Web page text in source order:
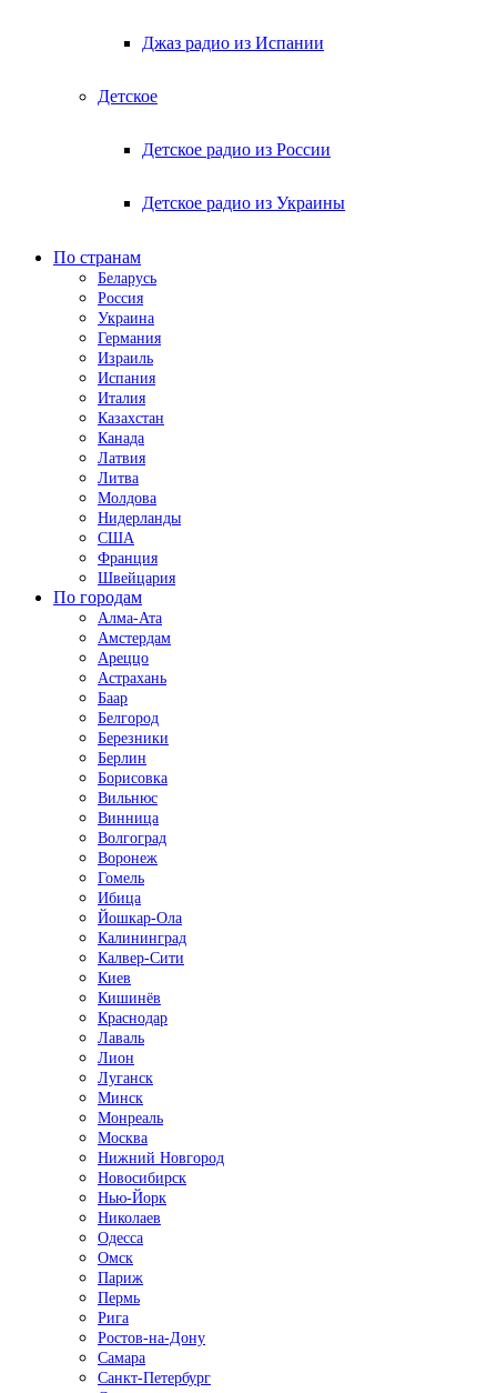
Джаз радио из Испании
Детское
Детское радио из России
Детское радио из Украины
По странам
Беларусь
Россия
Украина
Германия
Израиль
Испания
Италия
Казахстан
Канада
Латвия
Литва
Молдова
Нидерланды
США
Франция
Швейцария
По городам
Алма-Ата
Амстердам
Ареццо
Астрахань
Баар
Белгород
Березники
Берлин
Борисовка
Вильнюс
Винница
Волгоград
Воронеж
Гомель
Ибица
Йошкар-Ола
Калининград
Калвер-Сити
Киев
Кишинёв
Краснодар
Лаваль
Лион
Луганск
Минск
Монреаль
Москва
Нижний Новгород
Новосибирск
Нью-Йорк
Николаев
Одесса
Омск
Париж
Пермь
Рига
Ростов-на-Дону
Самара
Санкт-Петербург